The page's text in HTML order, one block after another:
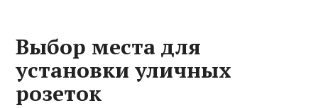
Выбор места для
установки уличных
розеток